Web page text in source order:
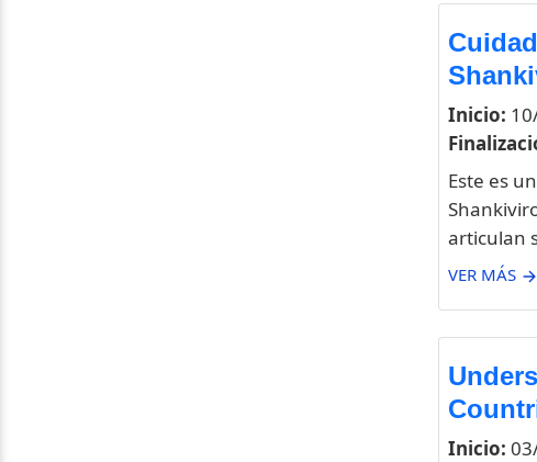
Inicio:
Este es
articulan
VER MÁS
Inicio: